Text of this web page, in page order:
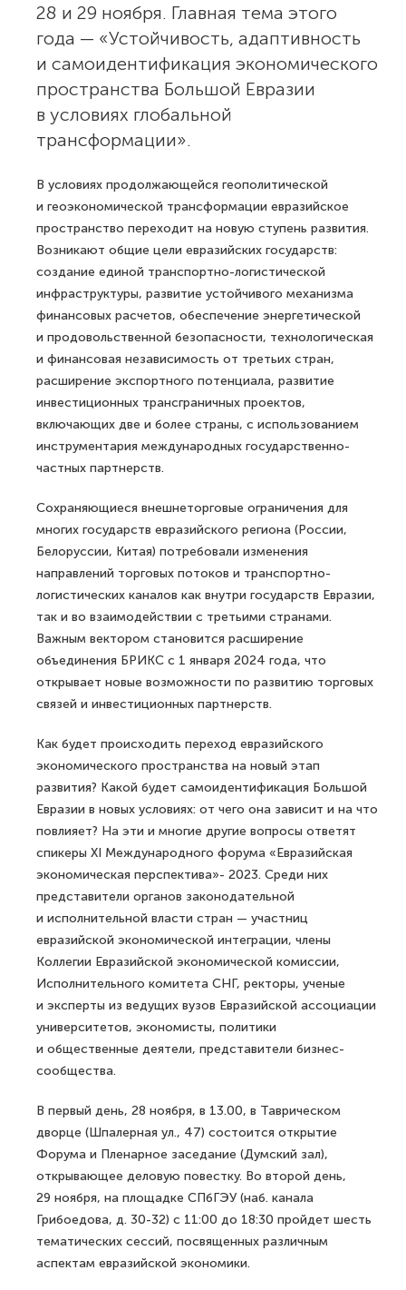
28 и 29 ноября. Главная тема этого
года — «Устойчивость, адаптивность
и самоидентификация экономического
пространства Большой Евразии
в условиях глобальной
трансформации».
В условиях продолжающейся геополитической
и геоэкономической трансформации евразийское
пространство переходит на новую ступень развития.
Возникают общие цели евразийских государств:
создание единой транспортно-логистической
инфраструктуры, развитие устойчивого механизма
финансовых расчетов, обеспечение энергетической
и продовольственной безопасности, технологическая
и финансовая независимость от третьих стран,
расширение экспортного потенциала, развитие
инвестиционных трансграничных проектов,
включающих две и более страны, с использованием
инструментария международных государственно-
частных партнерств.
Сохраняющиеся внешнеторговые ограничения для
многих государств евразийского региона (России,
Белоруссии, Китая) потребовали изменения
направлений торговых потоков и транспортно-
логистических каналов как внутри государств Евразии,
так и во взаимодействии с третьими странами.
Важным вектором становится расширение
объединения БРИКС с 1 января 2024 года, что
открывает новые возможности по развитию торговых
связей и инвестиционных партнерств.
Как будет происходить переход евразийского
экономического пространства на новый этап
развития? Какой будет самоидентификация Большой
Евразии в новых условиях: от чего она зависит и на что
повлияет? На эти и многие другие вопросы ответят
спикеры XI Международного форума «Евразийская
экономическая перспектива»- 2023. Среди них
представители органов законодательной
и исполнительной власти стран — участниц
евразийской экономической интеграции, члены
Коллегии Евразийской экономической комиссии,
Исполнительного комитета СНГ, ректоры, ученые
и эксперты из ведущих вузов Евразийской ассоциации
университетов, экономисты, политики
и общественные деятели, представители бизнес-
сообщества.
В первый день, 28 ноября, в 13.00, в Таврическом
дворце (Шпалерная ул., 47) состоится открытие
Форума и Пленарное заседание (Думский зал),
открывающее деловую повестку. Во второй день,
29 ноября, на площадке СПбГЭУ (наб. канала
Грибоедова, д. 30-32) с 11:00 до 18:30 пройдет шесть
тематических сессий, посвященных различным
аспектам евразийской экономики.